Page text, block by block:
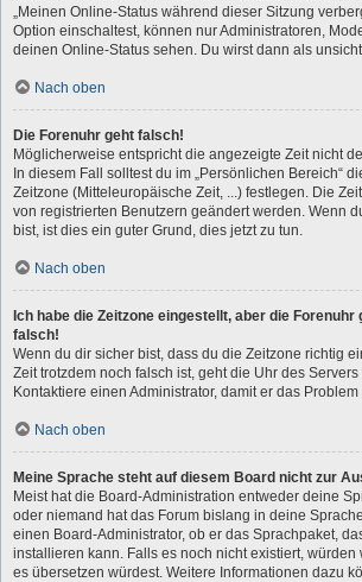
„Meinen Online-Status während dieser Sitzung
Option einschaltest, können nur Administratoren,
deinen Online-Status sehen. Du wirst dann als
Nach oben
Die Forenuhr geht falsch!
Möglicherweise entspricht die angezeigte Zeit nicht
In diesem Fall solltest du im „Persönlichen Bereich“
Zeitzone (Mitteleuropäische Zeit, ...) festlegen. Die
von registrierten Benutzern geändert werden. Wenn
bist, ist dies ein guter Grund, dies jetzt zu tun.
Nach oben
Ich habe die Zeitzone eingestellt, aber die
falsch!
Wenn du dir sicher bist, dass du die Zeitzone richtig
Zeit trotzdem noch falsch ist, geht die Uhr des
Kontaktiere einen Administrator, damit er das
Nach oben
Meine Sprache steht auf diesem Board nicht zur
Meist hat die Board-Administration entweder deine
oder niemand hat das Forum bislang in deine
einen Board-Administrator, ob er das Sprachpaket,
installieren kann. Falls es noch nicht existiert, würden
es übersetzen würdest. Weitere Informationen dazu